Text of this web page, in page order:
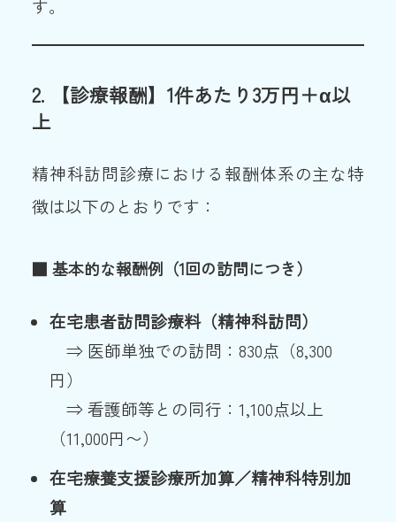
す。
2.
【診療報酬】1件あたり3万円＋α以
上
精神科訪問診療における報酬体系の主な特
徴は以下のとおりです：
■ 基本的な報酬例（1回の訪問につき）
在宅患者訪問診療料（精神科訪問）
⇒ 医師単独での訪問：830点（8,300
円）
⇒ 看護師等との同行：1,100点以上
（11,000円〜）
在宅療養支援診療所加算／精神科特別加
算